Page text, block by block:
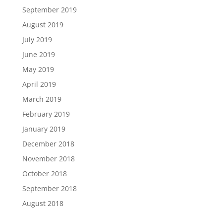
September 2019
August 2019
July 2019
June 2019
May 2019
April 2019
March 2019
February 2019
January 2019
December 2018
November 2018
October 2018
September 2018
August 2018